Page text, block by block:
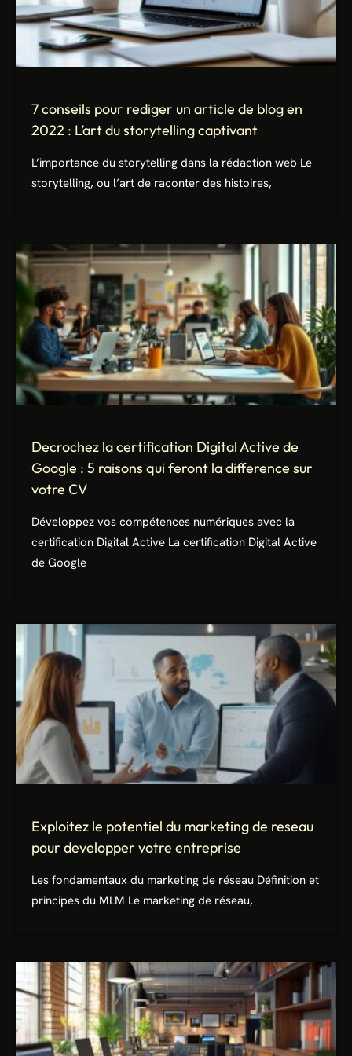
7 conseils pour rediger un article de blog en
2022 : L’art du storytelling captivant
L’importance du storytelling dans la rédaction web Le
storytelling, ou l’art de raconter des histoires,
Decrochez la certification Digital Active de
Google : 5 raisons qui feront la difference sur
votre CV
Développez vos compétences numériques avec la
certification Digital Active La certification Digital Active
de Google
Exploitez le potentiel du marketing de reseau
pour developper votre entreprise
Les fondamentaux du marketing de réseau Définition et
principes du MLM Le marketing de réseau,